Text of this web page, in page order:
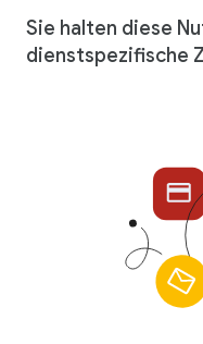
Sie halten diese
dienstspezifische